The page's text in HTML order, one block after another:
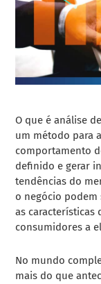
O que é análise
um método para
comportamento
definido e gerar
tendências do
o negócio podem
as características
consumidores a
No mundo
mais do que